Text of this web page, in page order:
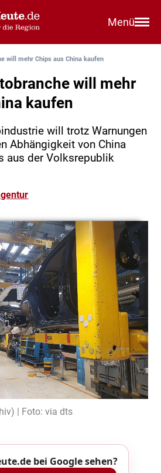
Menü
will mehr Chips aus China kaufen
will mehr
kaufen
will trotz Warnungen
Abhängigkeit von China
aus der Volksrepublik
| Foto: via dts
bei Google sehen?